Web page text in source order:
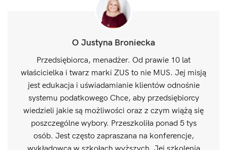
O Justyna Broniecka
Przedsiębiorca, menadżer. Od prawie 10 lat
właścicielka i twarz marki ZUS to nie MUS. Jej misją
jest edukacja i uświadamianie klientów odnośnie
systemu podatkowego Chce, aby przedsiębiorcy
wiedzieli jakie są możliwości oraz z czym wiążą się
poszczególne wybory. Przeszkoliła ponad 5 tys
osób. Jest często zapraszana na konferencje,